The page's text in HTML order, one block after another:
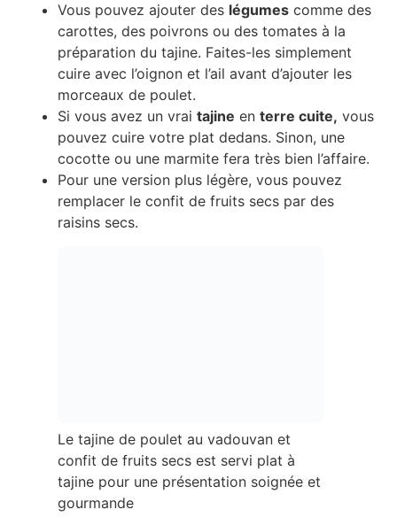
Vous pouvez ajouter des légumes comme des
carottes, des poivrons ou des tomates à la
préparation du tajine. Faites-les simplement
cuire avec l’oignon et l’ail avant d’ajouter les
morceaux de poulet.
Si vous avez un vrai tajine en terre cuite, vous
pouvez cuire votre plat dedans. Sinon, une
cocotte ou une marmite fera très bien l’affaire.
Pour une version plus légère, vous pouvez
remplacer le confit de fruits secs par des
raisins secs.
Le tajine de poulet au vadouvan et
confit de fruits secs est servi plat à
tajine pour une présentation soignée et
gourmande